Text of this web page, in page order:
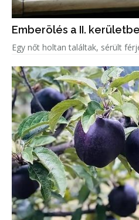
Emberölés a II.
Egy nőt holtan találtak, sérült